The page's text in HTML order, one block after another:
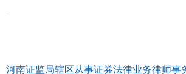
河南证监局辖区从事证券法律业务律师事